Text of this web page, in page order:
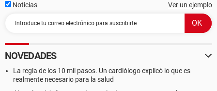
Noticias Ver un ejemplo
NOVEDADES
La regla de los 10 mil pasos. Un cardiólogo explicó lo que es
realmente necesario para la salud